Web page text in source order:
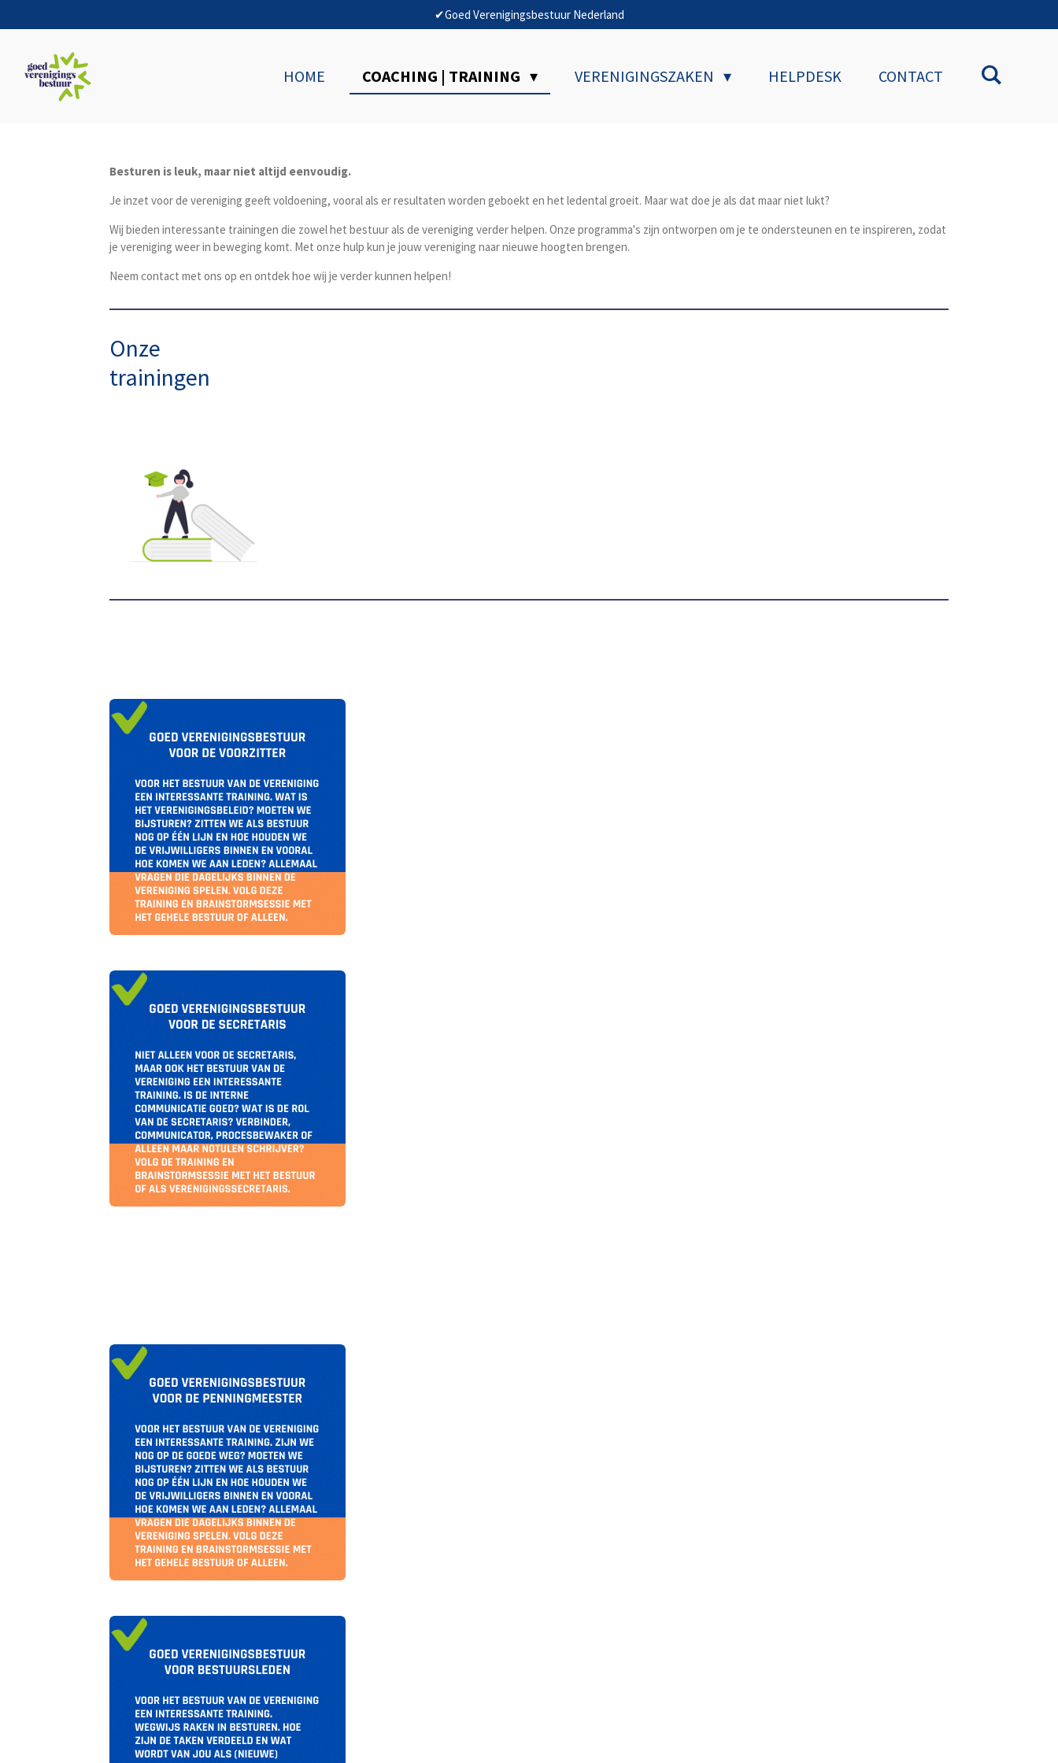
direct
hoofdinhoud
✔Goed Verenigingsbestuur Nederland
HOME COACHING | TRAINING VERENIGINGSZAKEN HELPDESK CONTACT
Besturen is leuk, maar niet altijd eenvoudig.
Je inzet voor de vereniging geeft voldoening, vooral als er resultaten worden geboekt en het ledental groeit. Maar wat doe je als dat maar niet lukt?
Wij bieden interessante trainingen die zowel het bestuur als de vereniging verder helpen. Onze programma's zijn ontworpen om je te ondersteunen en te inspireren, zodat
je vereniging weer in beweging komt. Met onze hulp kun je jouw vereniging naar nieuwe hoogten brengen.
Neem contact met ons op en ontdek hoe wij je verder kunnen helpen!
Onze
trainingen